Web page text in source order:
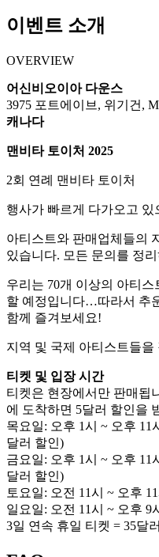
이벤트 소개
OVERVIEW
어신비오이아 다운스
3975 포트에이브, 위기건,
캐나다
맨비타 토이처 2025
2회 연례 맨비타 토이처
행사가 빠르게 다가오고
아티스트와 판매업체들의
있습니다. 모든 문의를 정
우리는 70개 이상의 아티
할 예정입니다…따라서 추
함께 즐겨보세요!
지역 및 국제 아티스트들
티켓 및 입장 시간
티켓은 현장에서만 판매됩
에 도착하면 5달러 할인을
목요일: 오후 1시 ~ 오후 11
달러 할인)
금요일: 오후 1시 ~ 오후 11
달러 할인)
토요일: 오전 11시 ~ 오후
일요일: 오전 11시 ~ 오후 9
3일 연속 휴일 티켓 = 35달러